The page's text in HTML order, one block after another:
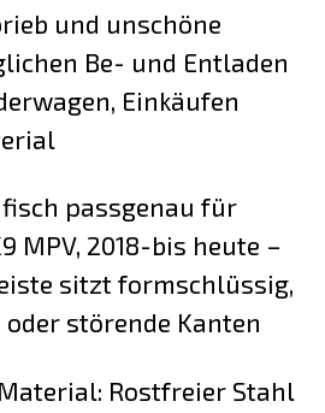
und unschöne
Be- und Entladen
Einkäufen
passgenau für
MPV, 2018-bis heute –
sitzt formschlüssig,
störende Kanten
Rostfreier Stahl